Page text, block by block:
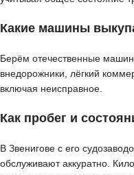
Какие машины
Берём отечественные
внедорожники, лёгкий
включая неисправное.
Как пробег и
В Звенигове с его
обслуживают аккуратно.